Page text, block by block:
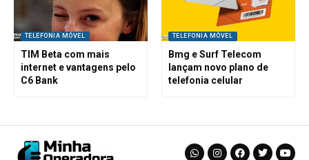
TELEFONIA MÓVEL
TIM Beta com mais
internet e vantagens pelo
C6 Bank
TELEFONIA MÓVEL
Bmg e Surf Telecom
lançam novo plano de
telefonia celular